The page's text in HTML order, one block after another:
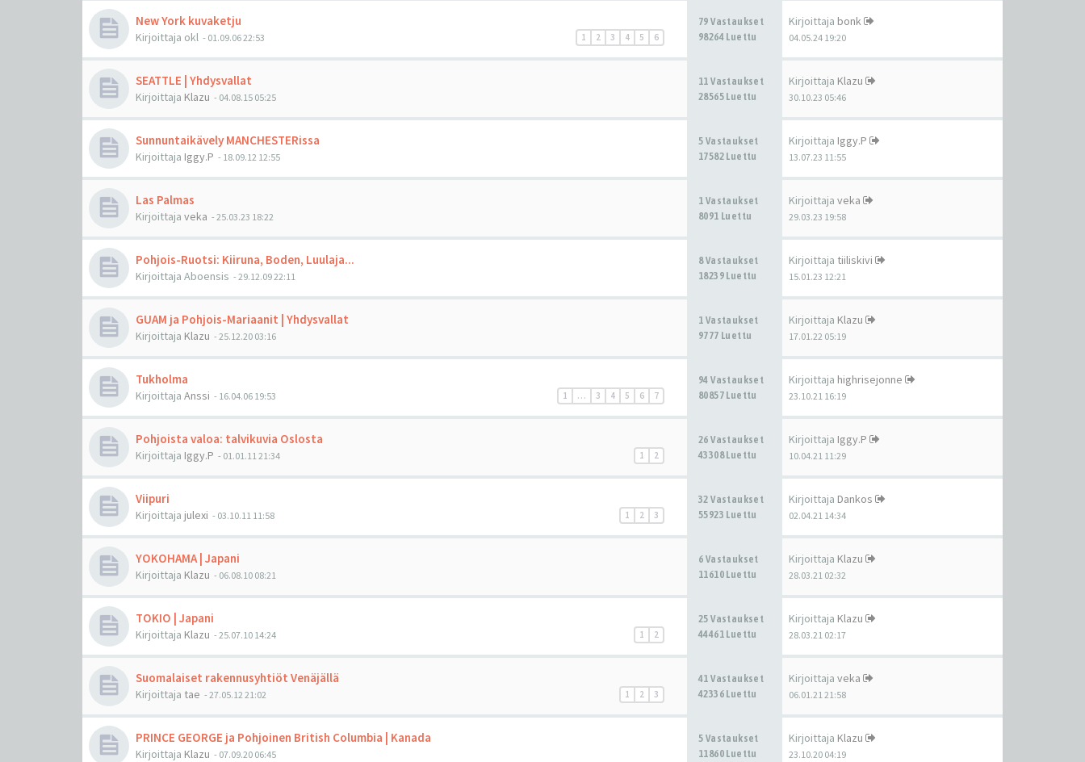
New York kuvaketju
1 2 3 4 5 6
Kirjoittaja okl - 01.09.06 22:53
79 Vastaukset
98264 Luettu
Kirjoittaja bonk
04.05.24 19:20
SEATTLE | Yhdysvallat
Kirjoittaja Klazu - 04.08.15 05:25
11 Vastaukset
28565 Luettu
Kirjoittaja Klazu
30.10.23 05:46
Sunnuntaikävely MANCHESTERissa
Kirjoittaja Iggy.P - 18.09.12 12:55
5 Vastaukset
17582 Luettu
Kirjoittaja Iggy.P
13.07.23 11:55
Las Palmas
Kirjoittaja veka - 25.03.23 18:22
1 Vastaukset
8091 Luettu
Kirjoittaja veka
29.03.23 19:58
Pohjois-Ruotsi: Kiiruna, Boden, Luulaja...
Kirjoittaja Aboensis - 29.12.09 22:11
8 Vastaukset
18239 Luettu
Kirjoittaja tiiliskivi
15.01.23 12:21
GUAM ja Pohjois-Mariaanit | Yhdysvallat
Kirjoittaja Klazu - 25.12.20 03:16
1 Vastaukset
9777 Luettu
Kirjoittaja Klazu
17.01.22 05:19
Tukholma
1 … 3 4 5 6 7
Kirjoittaja Anssi - 16.04.06 19:53
94 Vastaukset
80857 Luettu
Kirjoittaja highrisejonne
23.10.21 16:19
Pohjoista valoa: talvikuvia Oslosta
1 2
Kirjoittaja Iggy.P - 01.01.11 21:34
26 Vastaukset
43308 Luettu
Kirjoittaja Iggy.P
10.04.21 11:29
Viipuri
1 2 3
Kirjoittaja julexi - 03.10.11 11:58
32 Vastaukset
55923 Luettu
Kirjoittaja Dankos
02.04.21 14:34
YOKOHAMA | Japani
Kirjoittaja Klazu - 06.08.10 08:21
6 Vastaukset
11610 Luettu
Kirjoittaja Klazu
28.03.21 02:32
TOKIO | Japani
1 2
Kirjoittaja Klazu - 25.07.10 14:24
25 Vastaukset
44461 Luettu
Kirjoittaja Klazu
28.03.21 02:17
Suomalaiset rakennusyhtiöt Venäjällä
1 2 3
Kirjoittaja tae - 27.05.12 21:02
41 Vastaukset
42336 Luettu
Kirjoittaja veka
06.01.21 21:58
PRINCE GEORGE ja Pohjoinen British Columbia | Kanada
Kirjoittaja Klazu - 07.09.20 06:45
5 Vastaukset
11860 Luettu
Kirjoittaja Klazu
23.10.20 04:19